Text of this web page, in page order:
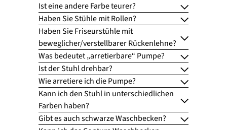
Ist eine andere Farbe teurer?
Haben Sie Stühle mit Rollen?
Haben Sie Friseurstühle mit
beweglicher/verstellbarer Rückenlehne?
Was bedeutet „arretierbare“ Pumpe?
Ist der Stuhl drehbar?
Wie arretiere ich die Pumpe?
Kann ich den Stuhl in unterschiedlichen
Farben haben?
Gibt es auch schwarze Waschbecken?